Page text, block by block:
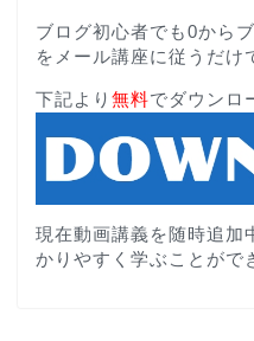
ブログ初心者でも0から
をメール講座に従うだけ
下記より 無料でダウンロ
現在動画講義を随時追加
かりやすく学ぶことがで